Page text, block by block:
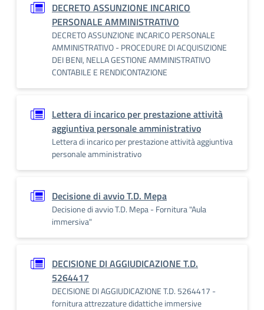
DECRETO ASSUNZIONE INCARICO
PERSONALE AMMINISTRATIVO
DECRETO ASSUNZIONE INCARICO PERSONALE
AMMINISTRATIVO - PROCEDURE DI ACQUISIZIONE
DEI BENI, NELLA GESTIONE AMMINISTRATIVO
CONTABILE E RENDICONTAZIONE
Lettera di incarico per prestazione attività
aggiuntiva personale amministrativo
Lettera di incarico per prestazione attività aggiuntiva
personale amministrativo
Decisione di avvio T.D. Mepa
Decisione di avvio T.D. Mepa - Fornitura "Aula
immersiva"
DECISIONE DI AGGIUDICAZIONE T.D.
5264417
DECISIONE DI AGGIUDICAZIONE T.D. 5264417 -
fornitura attrezzature didattiche immersive